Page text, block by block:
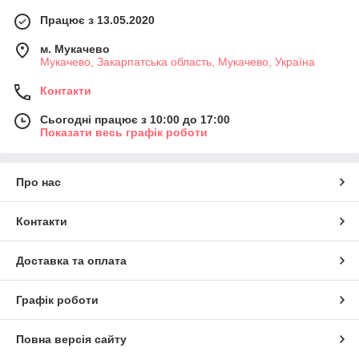
Працює з 13.05.2020
м. Мукачево
Мукачево, Закарпатська область, Мукачево, Україна
Контакти
Сьогодні працює з 10:00 до 17:00
Показати весь графік роботи
Про нас
Контакти
Доставка та оплата
Графік роботи
Повна версія сайту